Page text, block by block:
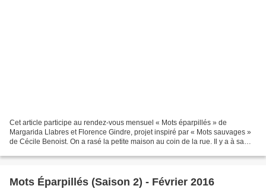
Cet article participe au rendez-vous mensuel « Mots éparpillés » de
Margarida Llabres et Florence Gindre, projet inspiré par « Mots sauvages »
de Cécile Benoist. On a rasé la petite maison au coin de la rue. Il y a à sa
Mots Éparpillés (Saison 2) - Février 2016